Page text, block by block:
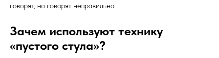
говорят, но говорят неправильно.
Зачем используют технику
«пустого стула»?